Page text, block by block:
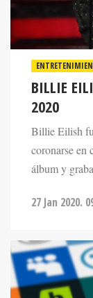
BILLIE
2020
Billie Eilish
coronarse en
álbum y
27 Jan 2020.